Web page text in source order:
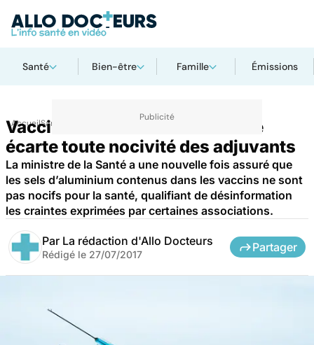
Santé Bien-être Famille Émissions
AccueilSanté
Vaccins : la ministre de la Santé
écarte toute nocivité des adjuvants
La ministre de la Santé a une nouvelle fois assuré que
les sels d’aluminium contenus dans les vaccins ne sont
pas nocifs pour la santé, qualifiant de désinformation
les craintes exprimées par certaines associations.
Par La rédaction d'Allo Docteurs
Rédigé le 27/07/2017
Partager